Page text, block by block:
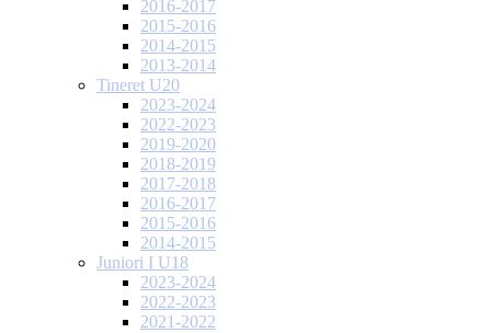
2016-2017
2015-2016
2014-2015
2013-2014
Tineret U20
2023-2024
2022-2023
2019-2020
2018-2019
2017-2018
2016-2017
2015-2016
2014-2015
Juniori I U18
2023-2024
2022-2023
2021-2022